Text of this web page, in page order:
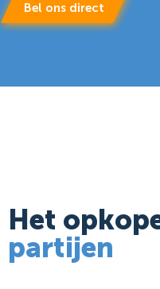
Bel ons direct
Het
partijen